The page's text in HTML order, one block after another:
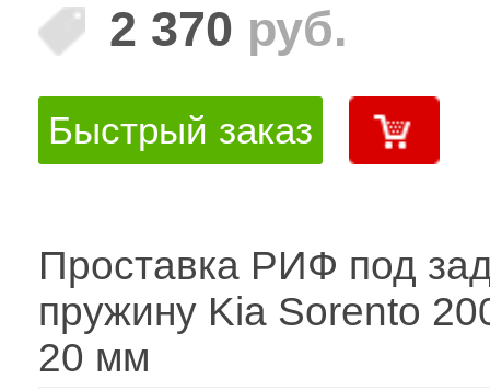
2 370 руб.
Быстрый заказ
Проставка РИФ под
пружину Kia Sorento
20 мм